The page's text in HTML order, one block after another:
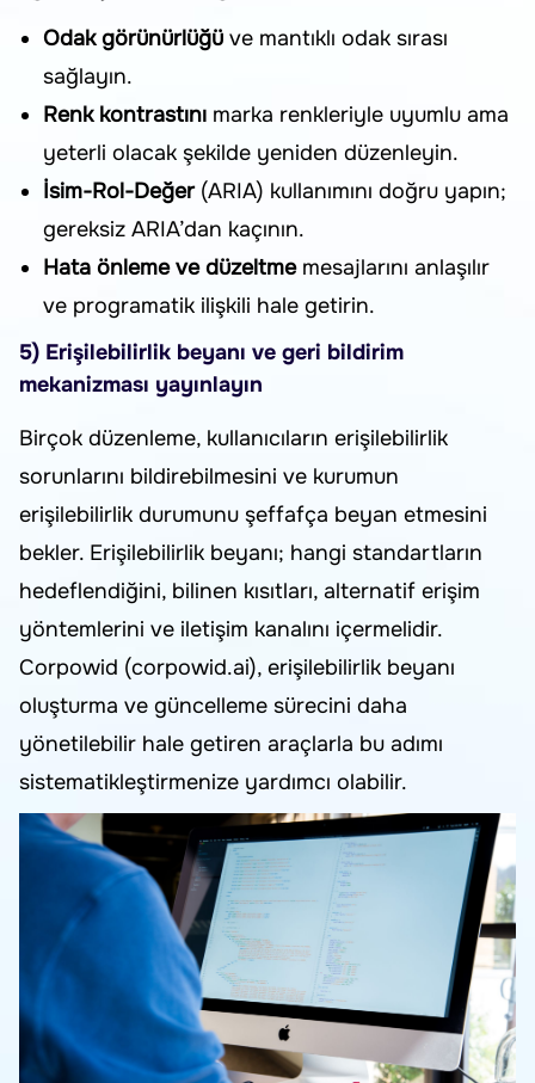
Odak görünürlüğü ve mantıklı odak sırası
sağlayın.
Renk kontrastını marka renkleriyle uyumlu ama
yeterli olacak şekilde yeniden düzenleyin.
İsim-Rol-Değer(ARIA) kullanımını doğru yapın;
gereksiz ARIA’dan kaçının.
Hata önleme ve düzeltmemesajlarını anlaşılır
ve programatik ilişkili hale getirin.
5) Erişilebilirlik beyanı ve geri bildirim
mekanizması yayınlayın
Birçok düzenleme, kullanıcıların erişilebilirlik
sorunlarını bildirebilmesini ve kurumun
erişilebilirlik durumunu şeffafça beyan etmesini
bekler. Erişilebilirlik beyanı; hangi standartların
hedeflendiğini, bilinen kısıtları, alternatif erişim
yöntemlerini ve iletişim kanalını içermelidir.
Corpowid (corpowid.ai), erişilebilirlik beyanı
oluşturma ve güncelleme sürecini daha
yönetilebilir hale getiren araçlarla bu adımı
sistematikleştirmenize yardımcı olabilir.